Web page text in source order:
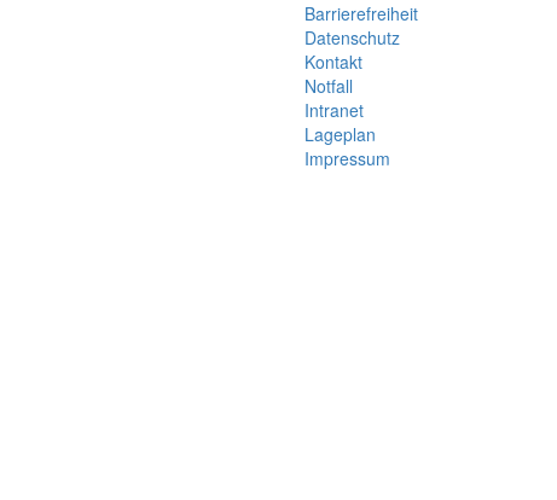
Barrierefreiheit
Datenschutz
Kontakt
Notfall
Intranet
Lageplan
Impressum